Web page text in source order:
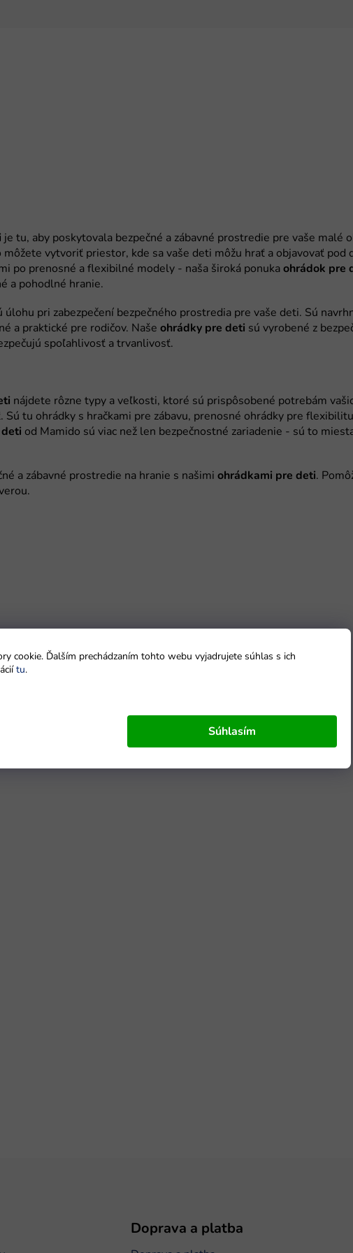
cookie. Ďalším prechádzaním tohto webu vyjadrujete súhlas s ich
tu.
Súhlasím
ohrádok pre
ohrádky pre deti
ohrádkami pre deti
Doprava a platba